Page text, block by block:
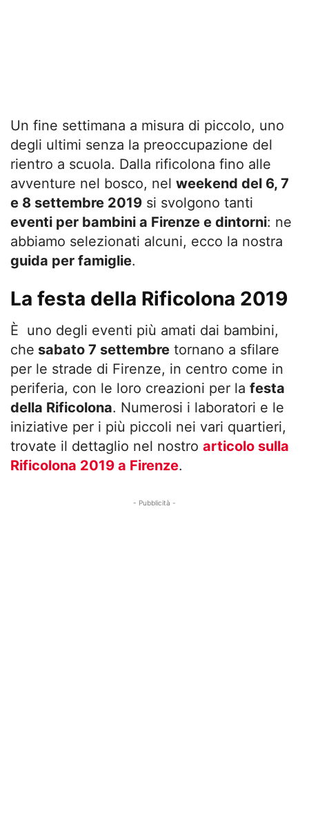
Un fine settimana a misura di piccolo, uno
degli ultimi senza la preoccupazione del
rientro a scuola. Dalla rificolona fino alle
avventure nel bosco, nel weekend del 6, 7
e 8 settembre 2019 si svolgono tanti
eventi per bambini a Firenze e dintorni: ne
abbiamo selezionati alcuni, ecco la nostra
guida per famiglie.
La festa della Rificolona 2019
È uno degli eventi più amati dai bambini,
che sabato 7 settembre tornano a sfilare
per le strade di Firenze, in centro come in
periferia, con le loro creazioni per la festa
della Rificolona. Numerosi i laboratori e le
iniziative per i più piccoli nei vari quartieri,
trovate il dettaglio nel nostro articolo sulla
Rificolona 2019 a Firenze.
- Pubblicità -